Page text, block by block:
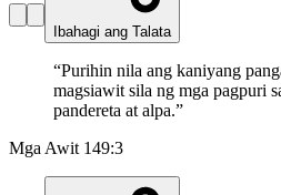
Ibahagi ang Talata
“Purihin nila ang kaniyang
magsiawit sila ng mga pagpuri
pandereta at alpa.”
Mga Awit 149:3